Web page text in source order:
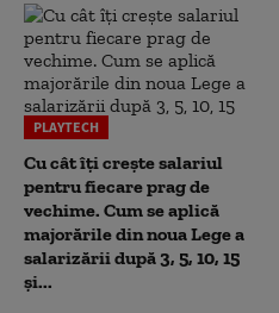
PLAYTECH
Cu cât îți crește salariul
pentru fiecare prag de
vechime. Cum se aplică
majorările din noua Lege a
salarizării după 3, 5, 10, 15
și...